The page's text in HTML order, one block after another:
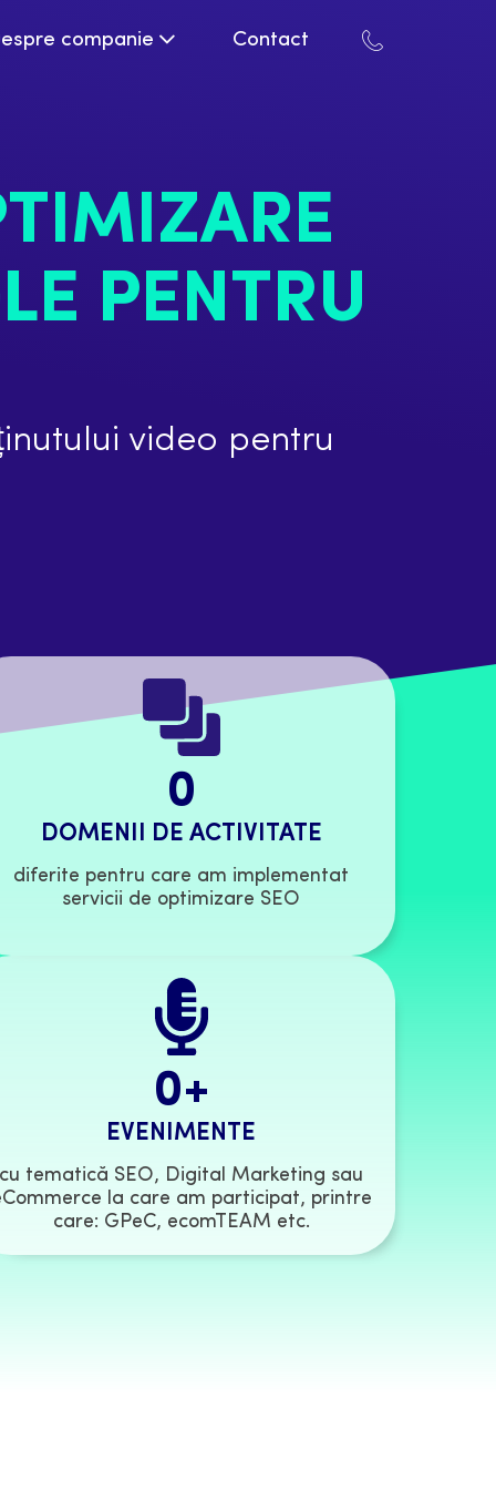
companie Contact
PENTRU
video pentru
DOMENII DE ACTIVITATE
0
diferite pentru care am implementat
servicii de optimizare SEO
EVENIMENTE
0+
cu tematică SEO, Digital Marketing sau
la care am participat, printre
care: GPeC, ecomTEAM etc.